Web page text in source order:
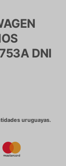
DNI